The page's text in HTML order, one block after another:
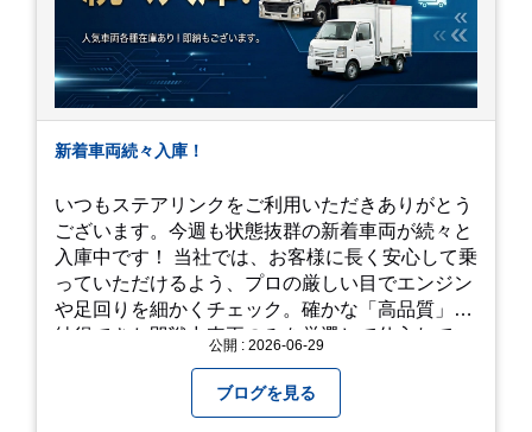
新着車両続々入庫！
いつもステアリンクをご利用いただきありがとう
ございます。今週も状態抜群の新着車両が続々と
入庫中です！ 当社では、お客様に長く安心して乗
っていただけるよう、プロの厳しい目でエンジン
や足回りを細かくチェック。確かな「高品質」と
納得できた即戦力車両のみを厳選して仕入れてい
公開 : 2026-06-29
ブログを見る